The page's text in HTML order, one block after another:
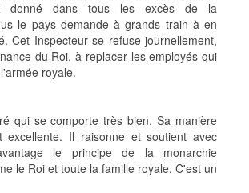
donné dans tous les excès de la
le pays demande à grands train à en
Cet Inspecteur se refuse journellement,
du Roi, à replacer les employés qui
royale.
qui se comporte très bien. Sa manière
excellente. Il raisonne et soutient avec
le principe de la monarchie
le Roi et toute la famille royale. C'est un